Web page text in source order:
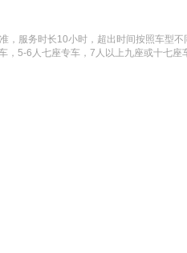
服务时长10小时，超出时间按照车型
5-6人七座专车，7人以上九座或十七座